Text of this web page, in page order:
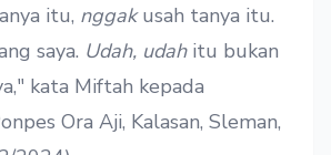
itu, nggakusah tanya itu.
saya. Udah, udah itu bukan
kata Miftah kepada
Ora Aji, Kalasan, Sleman,